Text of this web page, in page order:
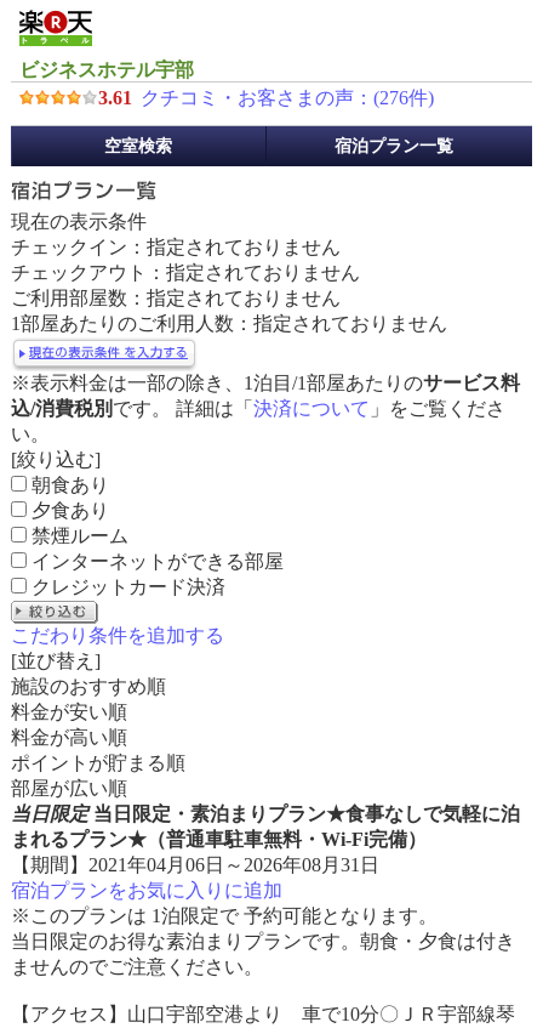
ビジネスホテル宇部
3.61
クチコミ・お客さまの声：(276件)
約
メ
ニ
ュ
ー
空室検索 宿泊プラン一覧
現在の表示条件
チェックイン：指定されておりません
チェックアウト：指定されておりません
ご利用部屋数：指定されておりません
1部屋あたりのご利用人数：指定されておりません
※表示料金は一部の除き、1泊目/1部屋あたりのサービス料
込/消費税別 です。 詳細は「 決済について 」をご覧くださ
い。
[絞り込む]
朝食あり
夕食あり
禁煙ルーム
インターネットができる部屋
クレジットカード決済
こだわり条件を追加する
[並び替え]
施設のおすすめ順
料金が安い順
料金が高い順
ポイントが貯まる順
部屋が広い順
当日限定当日限定・素泊まりプラン★食事なしで気軽に泊
まれるプラン★（普通車駐車無料・Wi-Fi完備）
【期間】2021年04月06日～2026年08月31日
宿泊プランをお気に入りに追加
※このプランは 1泊限定で 予約可能となります。
当日限定のお得な素泊まりプランです。朝食・夕食は付き
ませんのでご注意ください。
【アクセス】山口宇部空港より 車で10分〇ＪＲ宇部線琴